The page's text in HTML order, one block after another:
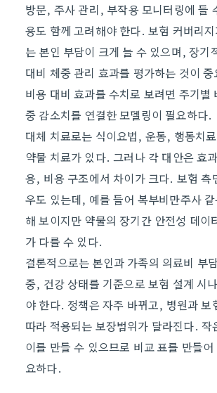
방문, 주사 관리, 부작용 모니터링에 들
용도 함께 고려해야 한다. 보험 커버리
는 본인 부담이 크게 늘 수 있으며, 장기
대비 체중 관리 효과를 평가하는 것이
비용 대비 효과를 수치로 보려면 주기별
중 감소치를 연결한 모델링이 필요하다.
대체 치료로는 식이요법, 운동, 행동치
약물 치료가 있다. 그러나 각 대안은 효
용, 비용 구조에서 차이가 크다. 보험 측
우도 있는데, 예를 들어 복부비만주사
해 보이지만 약물의 장기간 안전성 데이
가 다를 수 있다.
결론적으로는 본인과 가족의 의료비 부
중, 건강 상태를 기준으로 보험 설계 시
야 한다. 정책은 자주 바뀌고, 병원과 보
따라 적용되는 보장범위가 달라진다. 작
이를 만들 수 있으므로 비교 표를 만들
요하다.